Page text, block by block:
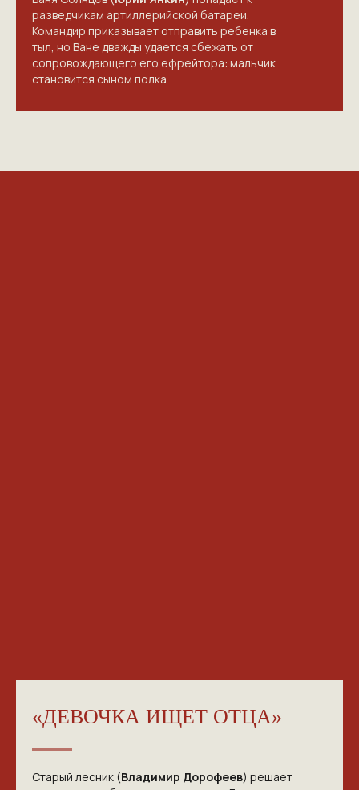
разведчикам артиллерийской батареи.
Командир приказывает отправить ребенка в
тыл, но Ване дважды удается сбежать от
сопровождающего его ефрейтора: мальчик
становится сыном полка.
«ДЕВОЧКА ИЩЕТ ОТЦА»
Старый лесник (Владимир Дорофеев) решает